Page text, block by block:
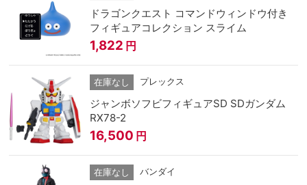
ドラゴンクエスト コマンドウィンドウ付き
フィギュアコレクション スライム
1,822 円
在庫なし プレックス
ジャンボソフビフィギュアSD SDガンダム
RX78-2
16,500 円
在庫なし バンダイ